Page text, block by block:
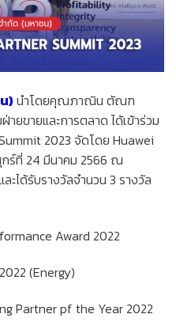
) นำโดยคุณภาณิน ตัณฑ
ยขายและการตลาด ได้เข้าร่วม
2023 จัดโดย Huawei
ร์ที่ 24 มีนาคม 2566 ณ
ะได้รับรางวัลจำนวน 3 รางวัล
Award 2022
(Energy)
Partner pf the Year 2022